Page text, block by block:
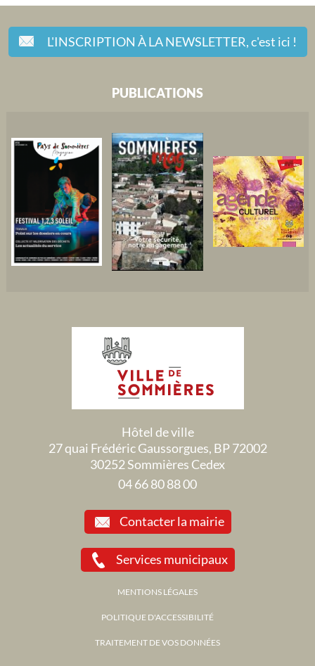
L'INSCRIPTION À LA NEWSLETTER,c'est ici !
PUBLICATIONS
Hôtel de ville
27 quai Frédéric Gaussorgues, BP 72002
30252 Sommières Cedex
04 66 80 88 00
Contacter la mairie
Services municipaux
MENTIONS LÉGALES
POLITIQUE D'ACCESSIBILITÉ
TRAITEMENT DE VOS DONNÉES